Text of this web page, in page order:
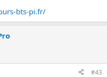
bts-pi.fr/
#43